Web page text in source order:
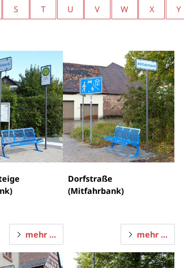
S T U V W X Y
mehr …
Dorfstraße
(Mitfahrbank)
mehr …